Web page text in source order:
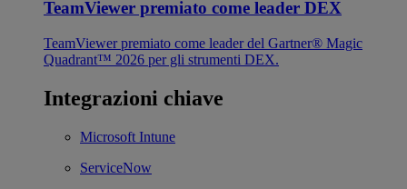
TeamViewer premiato come leader DEX
TeamViewer premiato come leader del Gartner® Magic
Quadrant™ 2026 per gli strumenti DEX.
Integrazioni chiave
Microsoft Intune
ServiceNow